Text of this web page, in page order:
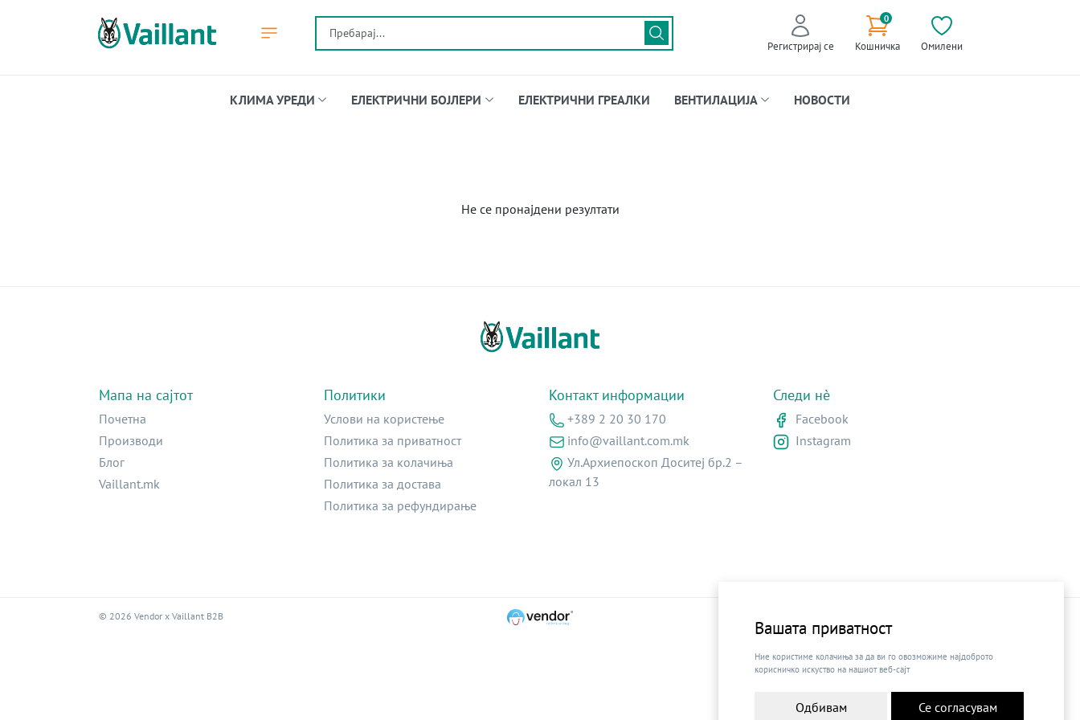
Вашата приватност
Ние користиме колачиња за да ви го овозможиме најдоброто
корисничко искуство на нашиот веб-сајт
Одбивам Се согласувам
Регистрирај се
0
Кошничка Омилени
КЛИМА УРЕДИ ЕЛЕКТРИЧНИ БОЈЛЕРИ ЕЛЕКТРИЧНИ ГРЕАЛКИ ВЕНТИЛАЦИЈА НОВОСТИ
Не се пронајдени резултати
Мапа на сајтот
Почетна
Производи
Блог
Vaillant.mk
Политики
Услови на користење
Политика за приватност
Политика за колачиња
Политика за достава
Политика за рефундирање
Контакт информации
+389 2 20 30 170
info@vaillant.com.mk
Ул.Архиепоскоп Доситеј бр.2 –
локал 13
Следи нè
Facebook
Instagram
© 2026 Vendor x Vaillant B2B